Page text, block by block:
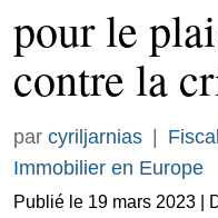
pour le
contre la
par cyriljarnias
Immobilier en Europe
Publié le 19 mars 2023 |